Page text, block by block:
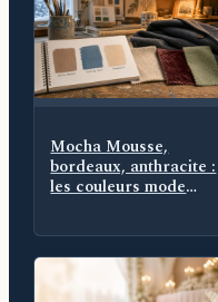
Mocha Mousse,
bordeaux, anthracite :
les couleurs mode